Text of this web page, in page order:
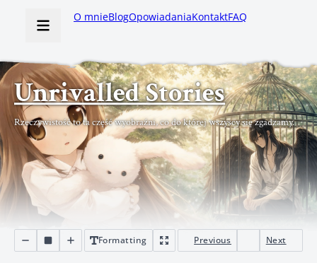
O mnieBlogOpowiadaniaKontaktFAQ
Unrivalled Stories
Rzeczywistość to ta część wyobraźni, co do której wszyscy się zgadzamy.
Formatting Previous Next